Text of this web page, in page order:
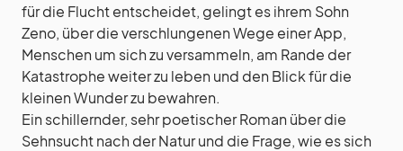
für die Flucht entscheidet, gelingt es ihrem Sohn
Zeno, über die verschlungenen Wege einer App,
Menschen um sich zu versammeln, am Rande der
Katastrophe weiter zu leben und den Blick für die
kleinen Wunder zu bewahren.
Ein schillernder, sehr poetischer Roman über die
Sehnsucht nach der Natur und die Frage, wie es sich